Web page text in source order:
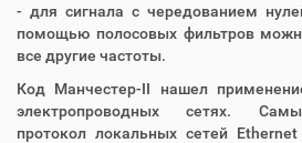
- для сигнала с чередованием
помощью полосовых фильтров
все другие частоты.
Код Манчестер-II нашел
электропроводных сетях.
протокол локальных сетей